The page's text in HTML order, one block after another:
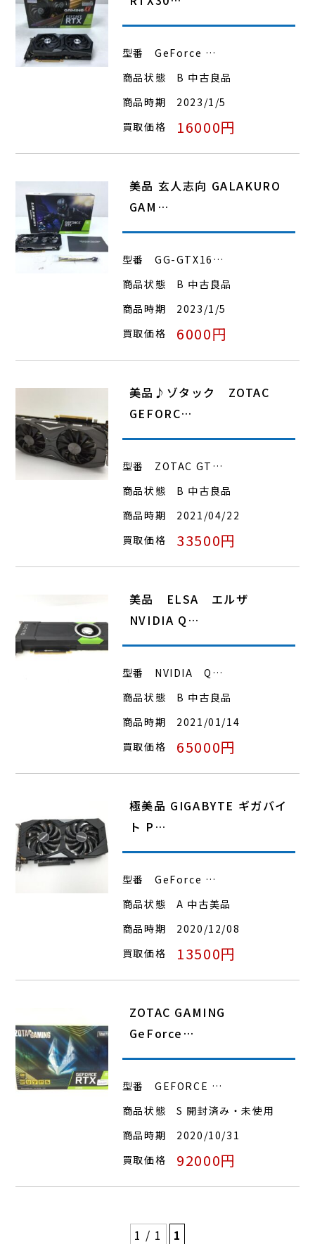
型番
GeForce …
商品状態
B 中古良品
商品時期
2023/1/5
買取価格
16000円
美品 玄人志向 GALAKURO
GAM…
型番
GG-GTX16…
商品状態
B 中古良品
商品時期
2023/1/5
買取価格
6000円
美品♪ゾタック ZOTAC
GEFORC…
型番
ZOTAC GT…
商品状態
B 中古良品
商品時期
2021/04/22
買取価格
33500円
美品 ELSA エルザ
NVIDIA Q…
型番
NVIDIA Q…
商品状態
B 中古良品
商品時期
2021/01/14
買取価格
65000円
極美品 GIGABYTE ギガバイ
ト P…
型番
GeForce …
商品状態
A 中古美品
商品時期
2020/12/08
買取価格
13500円
ZOTAC GAMING
GeForce…
型番
GEFORCE …
商品状態
S 開封済み・未使用
商品時期
2020/10/31
買取価格
92000円
1 / 1 1